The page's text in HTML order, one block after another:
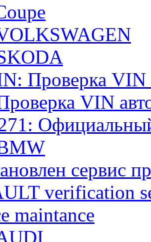
Проверка VIN
VIN
сервис
verification
maintance